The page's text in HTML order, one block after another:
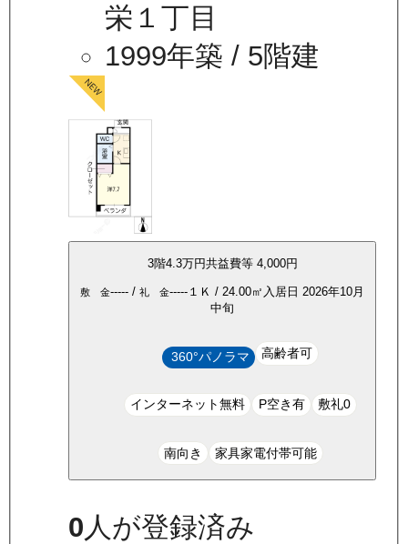
栄１丁目
1999年築 / 5階建
3階4.3万円共益費等 4,000円
敷 金----- / 礼 金----- １Ｋ / 24.00㎡ 入居日 2026年10月
中旬
360°パノラマ 高齢者可
インターネット無料 P空き有 敷礼0
南向き 家具家電付帯可能
0 人が登録済み